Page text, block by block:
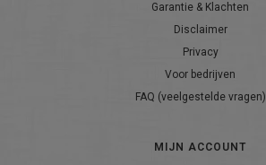
Garantie & Klachten
Disclaimer
Privacy
Voor bedrijven
FAQ (veelgestelde vragen)
MIJN ACCOUNT